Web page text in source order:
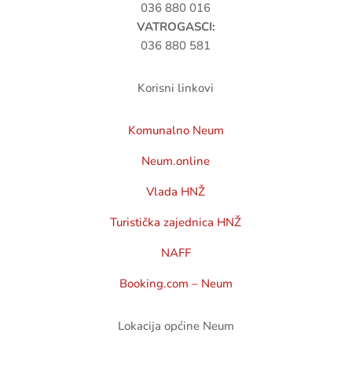
036 880 016
VATROGASCI:
036 880 581
Korisni linkovi
Komunalno Neum
Neum.online
Vlada HNŽ
Turistička zajednica HNŽ
NAFF
Booking.com – Neum
Lokacija općine Neum